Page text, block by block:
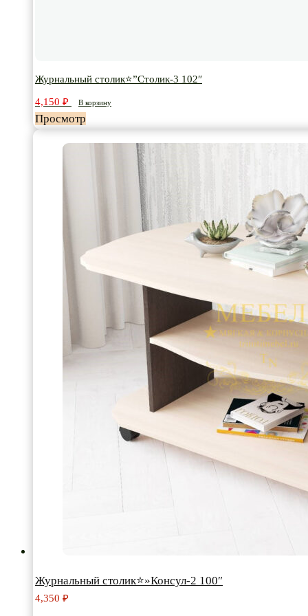
Журнальный столик⭐”Столик-3 102″
4,150 ₽ В корзину
Просмотр
Журнальный столик⭐»Консул-2 100″
4,350 ₽